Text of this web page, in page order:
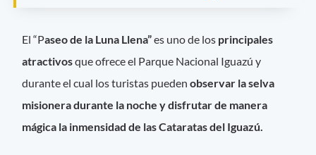
El “Paseo de la Luna Llena”es uno de los principales
atractivosque ofrece el Parque Nacional Iguazú y
durante el cual los turistas puedenobservar la selva
misionera durante la noche y disfrutar de manera
mágica la inmensidad de las Cataratas del Iguazú.